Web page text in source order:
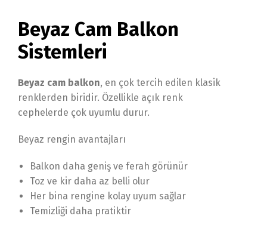
Beyaz Cam Balkon
Sistemleri
Beyaz cam balkon, en çok tercih edilen klasik
renklerden biridir. Özellikle açık renk
cephelerde çok uyumlu durur.
Beyaz rengin avantajları
Balkon daha geniş ve ferah görünür
Toz ve kir daha az belli olur
Her bina rengine kolay uyum sağlar
Temizliği daha pratiktir